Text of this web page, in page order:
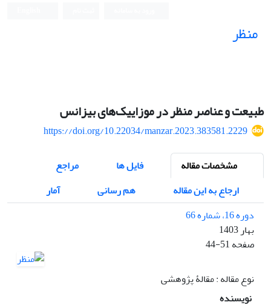
منظر
طبیعت و عناصر منظر در موزاییک‌های بیزانس
https://doi.org/10.22034/manzar.2023.383581.2229
مشخصات مقاله
فایل ها
مراجع
ارجاع به این مقاله
هم رسانی
آمار
دوره 16، شماره 66
بهار 1403
صفحه44-51
نوع مقاله : مقالۀ پژوهشی
نویسنده